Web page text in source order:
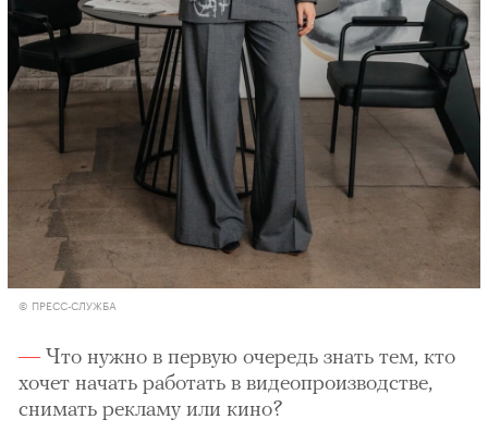
© ПРЕСС-СЛУЖБА
Что нужно в первую очередь знать тем, кто
хочет начать работать в видеопроизводстве,
снимать рекламу или кино?